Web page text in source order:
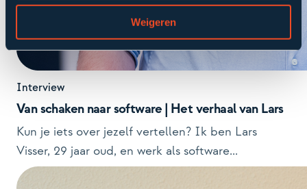
Weigeren
Interview
Van schaken naar software | Het verhaal van Lars
Kun je iets over jezelf vertellen? Ik ben Lars
Visser, 29 jaar oud, en werk als software...